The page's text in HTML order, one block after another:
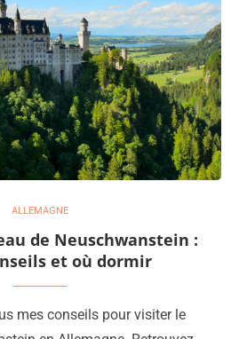
ALLEMAGNE
de Neuschwanstein :
et où dormir
mes conseils pour visiter le